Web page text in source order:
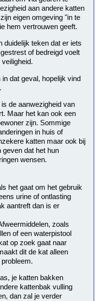
aan andere katten
eigen omgeving "in te
hem vertrouwen geeft.
duidelijk teken dat er iets
of bedreigd voelt
dat geval, hopelijk vind
de aanwezigheid van
Maar het kan ook een
zijn. Sommige
in huis of
katten maar ook bij
geven dat het hun
wensen.
het gaat om het gebruik
urine of ontlasting
aantreft dan is er
zoals
of een waterpistool
op zoek gaat naar
dit de kat alleen
je katten bakken
kattenbak vulling
dan zal je verder